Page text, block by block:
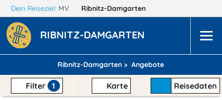
Dein Reiseziel: MV Ribnitz-Damgarten
RIBNITZ-DAMGARTEN
Ribnitz-Damgarten > Angebote
Filter 1 Karte Reisedaten